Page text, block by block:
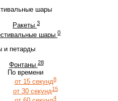
шары
Ракеты 3
шары 0
и петарды
Фонтаны 28
По времени
от 15 секунд8
от 30 секунд15
4